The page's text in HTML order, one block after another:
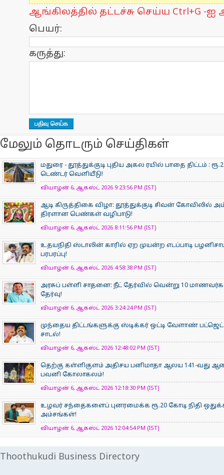
ஆங்கிலத்தில் தட்டச்சு செய்ய Ctrl+G -ஐ
பெயர்:
கருத்து:
மேலும் தொடரும் செய்திகள்
மதுரை - தூத்துக்குடி புதிய அகல ரயில் பாதை திட்டம் :
டெண்டர் வெளியீடு!
வியாழன் 6, ஆகஸ்ட் 2026 9:23:56 PM (IST)
ஆடி கிருத்திகை விழா: தூத்துக்குடி சிவன்
திரளான பெண்கள் வழிபாடு!
வியாழன் 6, ஆகஸ்ட் 2026 8:11:56 PM (IST)
உதயநிதி ஸ்டாலின் காரில் ஏற முயன்ற எடப்பாடி
பரபரப்பு!
வியாழன் 6, ஆகஸ்ட் 2026 4:58:38 PM (IST)
அரசுப் பள்ளி சாதனை: நீட் தேர்வில் வென்று 10 மாணவர்கள்
தேர்வு!
வியாழன் 6, ஆகஸ்ட் 2026 3:24:24 PM (IST)
முந்தைய திட்டங்களுக்கு ஸ்டிக்கர் ஒட்டி வேளாண் பட்ஜெட்
சாடல்!
வியாழன் 6, ஆகஸ்ட் 2026 12:48:02 PM (IST)
தெற்கு கள்ளிகுளம் அதிசய பனிமாதா ஆலய 141-வது
பவனி கோலாகலம்!
வியாழன் 6, ஆகஸ்ட் 2026 12:18:30 PM (IST)
உழவர் சந்தைகளைப் புனரமைக்க ரூ.20 கோடி நிதி
அம்சங்கள்!
வியாழன் 6, ஆகஸ்ட் 2026 12:04:54 PM (IST)
Thoothukudi Business Directory